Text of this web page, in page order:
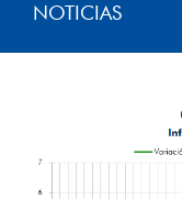
NOTICIAS